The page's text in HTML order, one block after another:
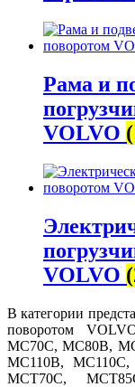
Рама и
VOLVO
VOLVO
В категории
поворотом
MC70C, MC80B,
MC110B,
MCT70C,